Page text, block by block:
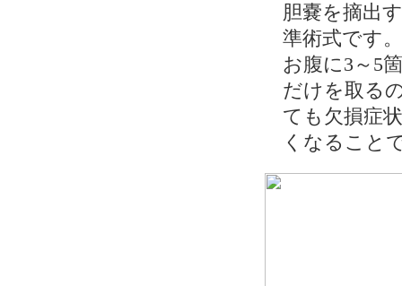
胆嚢を摘出
準術式です。
お腹に3～5
だけを取る
ても欠損症
くなること